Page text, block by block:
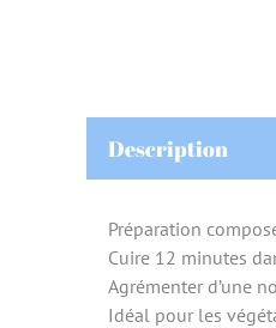
Description
Préparation
Cuire 12 minutes
Agrémenter d’une
Idéal pour les